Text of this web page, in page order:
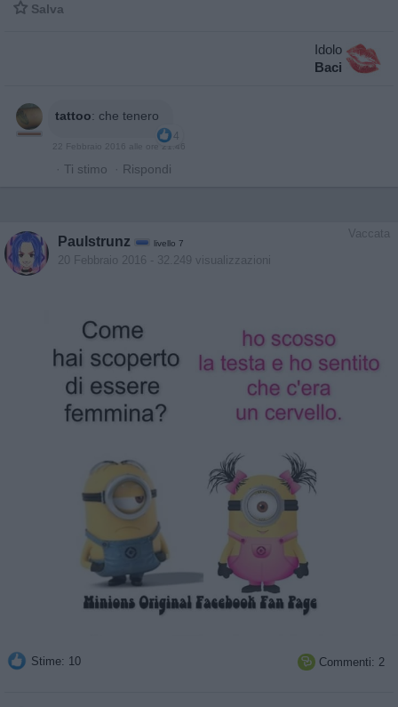
 Salva
Idolo
Baci
tattoo: che tenero
4
22 Febbraio 2016 alle ore 21:46
· Ti stimo · Rispondi
Vaccata
Paulstrunz livello 7
20 Febbraio 2016 - 32.249 visualizzazioni
Stime: 10  Commenti: 2